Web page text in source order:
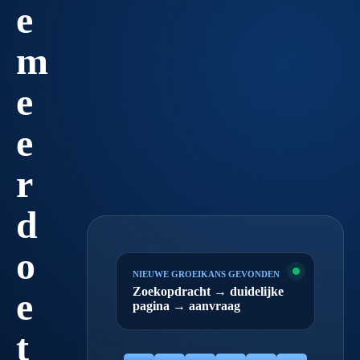
e
m
e
e
r
d
o
e
t
NIEUWE GROEIKANS GEVONDEN
Zoekopdracht → duidelijke
pagina → aanvraag